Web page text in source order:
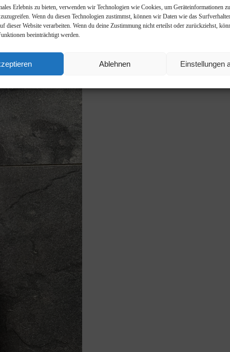
Erlebnis zu bieten, verwenden wir Technologien wie Cookies, um Geräteinformationen
Wenn du diesen Technologien zustimmst, können wir Daten wie das
dieser Website verarbeiten. Wenn du deine Zustimmung nicht erteilst oder zurückziehst,
beeinträchtigt werden.
Ablehnen Einstellungen